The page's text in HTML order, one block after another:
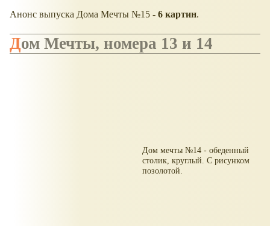
Анонс выпуска Дома Мечты №15 - 6 картин.
Дом Мечты, номера 13 и 14
Дом мечты №14 - обеденный
столик, круглый. С рисунком
позолотой.